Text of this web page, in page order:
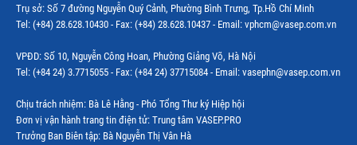
Trụ sở: Số 7 đường Nguyễn Quý Cảnh, Phường Bình Trưng, Tp.Hồ Chí Minh
Tel: (+84) 28.628.10430 - Fax: (+84) 28.628.10437 - Email: vphcm@vasep.com.vn
VPĐD: Số 10, Nguyễn Công Hoan, Phường Giảng Võ, Hà Nội
Tel: (+84 24) 3.7715055 - Fax: (+84 24) 37715084 - Email: vasephn@vasep.com.vn
Chịu trách nhiệm: Bà Lê Hằng - Phó Tổng Thư ký Hiệp hội
Đơn vị vận hành trang tin điện tử: Trung tâm VASEP.PRO
Trưởng Ban Biên tập: Bà Nguyễn Thị Vân Hà